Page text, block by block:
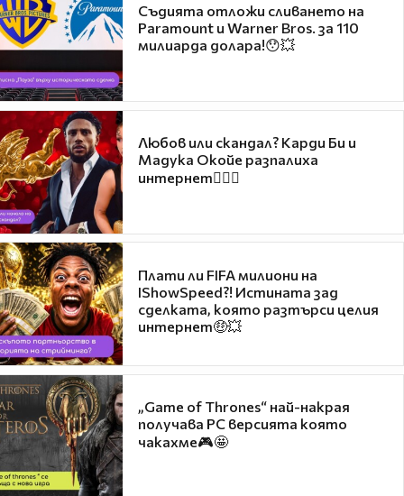
Съдията отложи сливането на
Paramount и Warner Bros. за 110
милиарда долара!😯💥
Любов или скандал? Карди Би и
Мадука Окойе разпалиха
интернет❤️‍🔥🔥
Плати ли FIFA милиони на
IShowSpeed?! Истината зад
сделката, която разтърси целия
интернет🤑💥
„Game of Thrones“ най-накрая
получава PC версията която
чакахме🎮🤩